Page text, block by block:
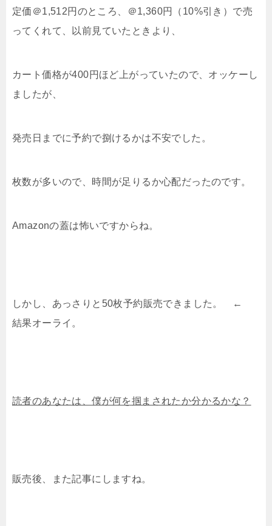
定価＠1,512円のところ、＠1,360円（10%引き）で売
ってくれて、以前見ていたときより、
カート価格が400円ほど上がっていたので、オッケーし
ましたが、
発売日までに予約で捌けるかは不安でした。
枚数が多いので、時間が足りるか心配だったのです。
Amazonの蓋は怖いですからね。
しかし、あっさりと50枚予約販売できました。 ←
結果オーライ。
読者のあなたは、僕が何を掴まされたか分かるかな？
販売後、また記事にしますね。